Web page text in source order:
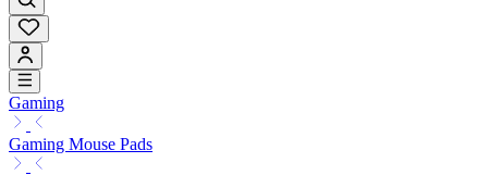
Gaming
Gaming Mouse Pads